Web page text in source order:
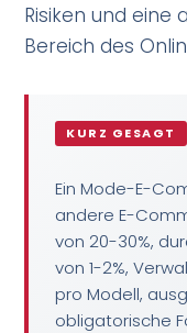
Risiken und eine
Bereich des
KURZ GESAGT
Ein Mode-E-
andere E-
von 20-30%,
von 1-2%,
pro Modell,
obligatorische